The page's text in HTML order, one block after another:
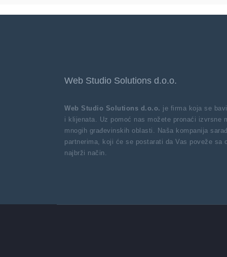
Web Studio Solutions d.o.o.
Web Studio Solutions d.o.o. je firma koja se
i klijenata. Uz pomoć nas možete pronaći izvrsne
mnogih građevinskih oblasti. Naša kompanija
partnerima, koji će se postarati da Vas poveže sa
najbrži način.